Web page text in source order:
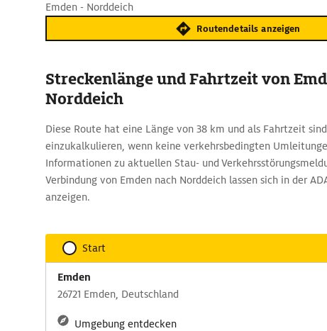
Emden - Norddeich
Routendetails anzeigen
Streckenlänge und Fahrtzeit von
Norddeich
Diese Route hat eine Länge von 38 km und als Fahrtzeit
einzukalkulieren, wenn keine verkehrsbedingten
Informationen zu aktuellen Stau- und
Verbindung von Emden nach Norddeich lassen sich in der
anzeigen.
Start
Emden
26721 Emden, Deutschland
Umgebung entdecken